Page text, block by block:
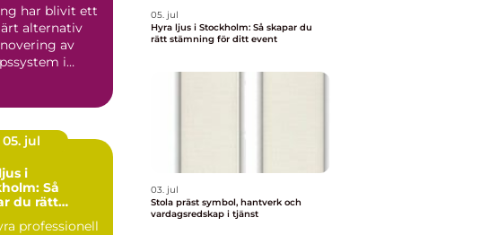
har blivit ett
alternativ
av
i
05. jul
i
Så
du rätt
professionell
05. jul
Hyra ljus i Stockholm: Så skapar du
rätt stämning för ditt event
03. jul
Stola präst symbol, hantverk och
vardagsredskap i tjänst